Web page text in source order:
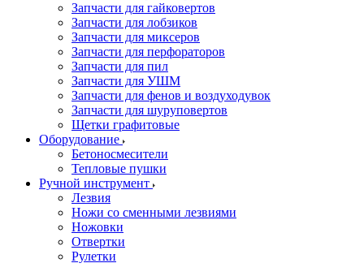
Запчасти для гайковертов
Запчасти для лобзиков
Запчасти для миксеров
Запчасти для перфораторов
Запчасти для пил
Запчасти для УШМ
Запчасти для фенов и воздуходувок
Запчасти для шуруповертов
Щетки графитовые
Оборудование
Бетоносмесители
Тепловые пушки
Ручной инструмент
Лезвия
Ножи со сменными лезвиями
Ножовки
Отвертки
Рулетки